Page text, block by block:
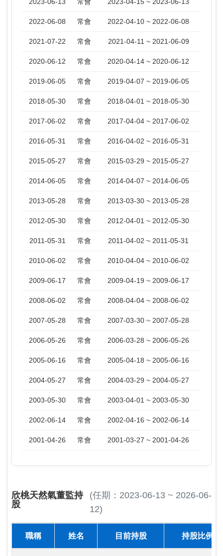
2022-06-08 常會 2022-04-10 ~ 2022-06-08
2021-07-22 常會 2021-04-11 ~ 2021-06-09
2020-06-12 常會 2020-04-14 ~ 2020-06-12
2019-06-05 常會 2019-04-07 ~ 2019-06-05
2018-05-30 常會 2018-04-01 ~ 2018-05-30
2017-06-02 常會 2017-04-04 ~ 2017-06-02
2016-05-31 常會 2016-04-02 ~ 2016-05-31
2015-05-27 常會 2015-03-29 ~ 2015-05-27
2014-06-05 常會 2014-04-07 ~ 2014-06-05
2013-05-28 常會 2013-03-30 ~ 2013-05-28
2012-05-30 常會 2012-04-01 ~ 2012-05-30
2011-05-31 常會 2011-04-02 ~ 2011-05-31
2010-06-02 常會 2010-04-04 ~ 2010-06-02
2009-06-17 常會 2009-04-19 ~ 2009-06-17
2008-06-02 常會 2008-04-04 ~ 2008-06-02
2007-05-28 常會 2007-03-30 ~ 2007-05-28
2006-05-26 常會 2006-03-28 ~ 2006-05-26
2005-06-16 常會 2005-04-18 ~ 2005-06-16
2004-05-27 常會 2004-03-29 ~ 2004-05-27
2003-05-30 常會 2003-04-01 ~ 2003-05-30
2002-06-14 常會 2002-04-16 ~ 2002-06-14
2001-04-26 常會 2001-03-27 ~ 2001-04-26
欣桃天然氣董監持
股
(任期：2023-06-13 ~ 2026-06-
12)
職稱 姓名 目前持股 持股比例